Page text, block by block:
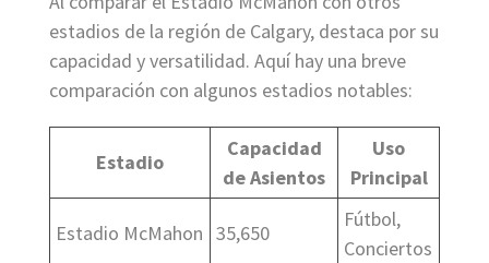
estadios de la región de Calgary, destaca por su
capacidad y versatilidad. Aquí hay una breve
comparación con algunos estadios notables:
Estadio
Capacidad
de Asientos
Uso
Principal
Estadio McMahon 35,650
Fútbol,
Conciertos